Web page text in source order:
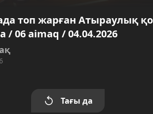
топ жарған Атыраулық
/ 06 aimaq / 04.04.2026
Тағы да